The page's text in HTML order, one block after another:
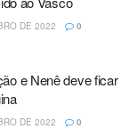
DE 2022 0
e Nenê deve ficar
DE 2022 0